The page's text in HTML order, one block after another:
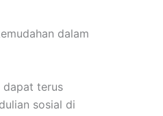
dalam
dapat terus
sosial di